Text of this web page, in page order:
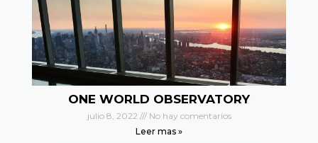
ONE WORLD OBSERVATORY
julio 8, 2022
No hay comentarios
Leer mas »